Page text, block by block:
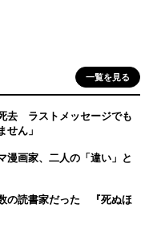
一覧を見る
去 ラストメッセージでも
ん」
画家、二人の「違い」と
の読書家だった 『死ぬほ